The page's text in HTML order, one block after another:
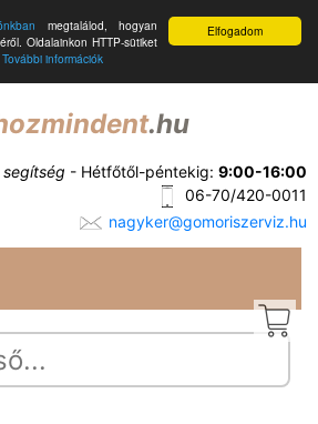
Elfogadom
megtalálod, hogyan
Oldalainkon HTTP-sütiket
További információk
.hu
- Hétfőtől-péntekig: 9:00-16:00
06-70/420-0011
nagyker@gomoriszerviz.hu